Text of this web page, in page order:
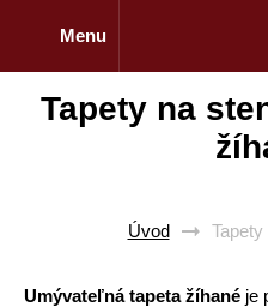
Menu
Tapety na
Úvod
Umývateľná tapeta žíhané je